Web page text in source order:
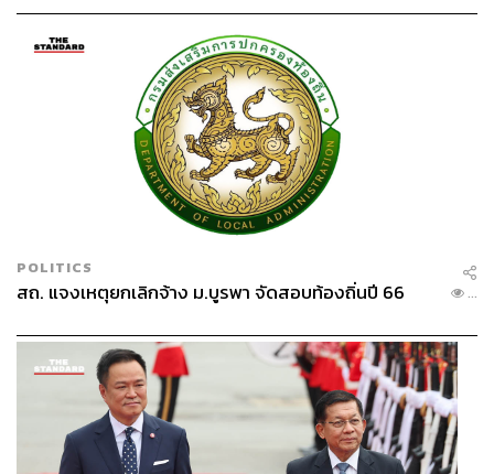
POLITICS
สถ. แจงเหตุยกเลิกจ้าง ม.บูรพา จัดสอบท้องถิ่นปี 66 ...